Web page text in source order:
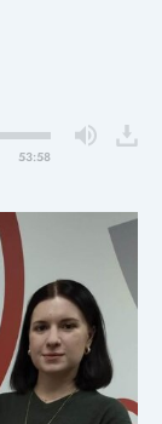
53:58